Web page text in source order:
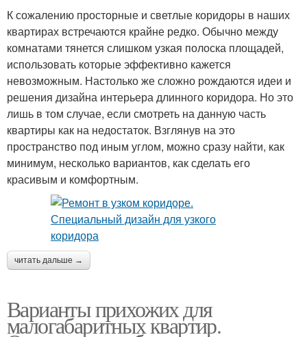
К сожалению просторные и светлые коридоры в наших
квартирах встречаются крайне редко. Обычно между
комнатами тянется слишком узкая полоска площадей,
использовать которые эффективно кажется
невозможным. Настолько же сложно рождаются идеи и
решения дизайна интерьера длинного коридора. Но это
лишь в том случае, если смотреть на данную часть
квартиры как на недостаток. Взглянув на это
пространство под иным углом, можно сразу найти, как
минимум, несколько вариантов, как сделать его
красивым и комфортным.
читать дальше →
Варианты прихожих для
малогабаритных квартир.